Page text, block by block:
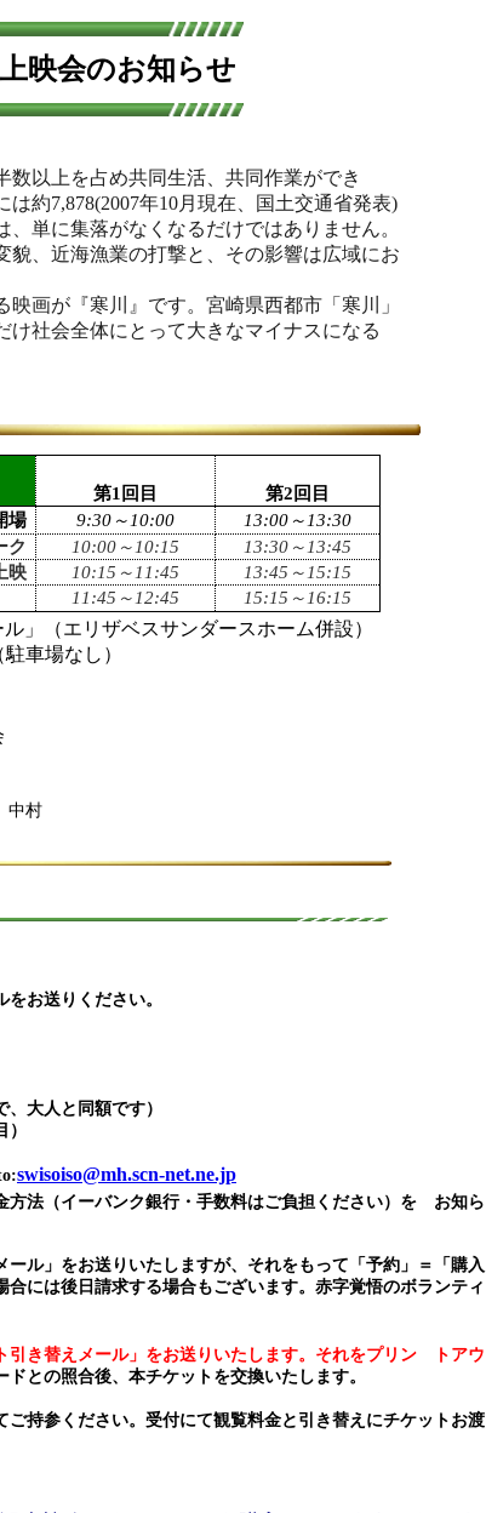
映会のお知らせ
数以上を占め共同生活、共同作業ができ
約7,878(2007年10月現在、国土交通省発表)
単に集落がなくなるだけではありません。
、近海漁業の打撃と、その影響は広域にお
画が『寒川』です。宮崎県西都市「寒川」
社会全体にとって大きなマイナスになる
第1回目 第2回目
場
9:30～10:00
13:00～13:30
ク
10:00～10:15
13:30～13:45
映
10:15～11:45
13:45～15:15
11:45～12:45 15:15～16:15
」（エリザベスサンダースホーム併設）
車場なし）
中村
お送りください。
大人と同額です）
swisoiso@mh.scn-net.ne.jp
法（イーバンク銀行・手数料はご負担ください）を お知ら
ル」をお送りいたしますが、それをもって「予約」＝「購入
には後日請求する場合もございます。赤字覚悟のボランティ
引き替えメール」をお送りいたします。それをプリン トアウ
ドとの照合後、本チケットを交換いたします。
持参ください。受付にて観覧料金と引き替えにチケットお渡